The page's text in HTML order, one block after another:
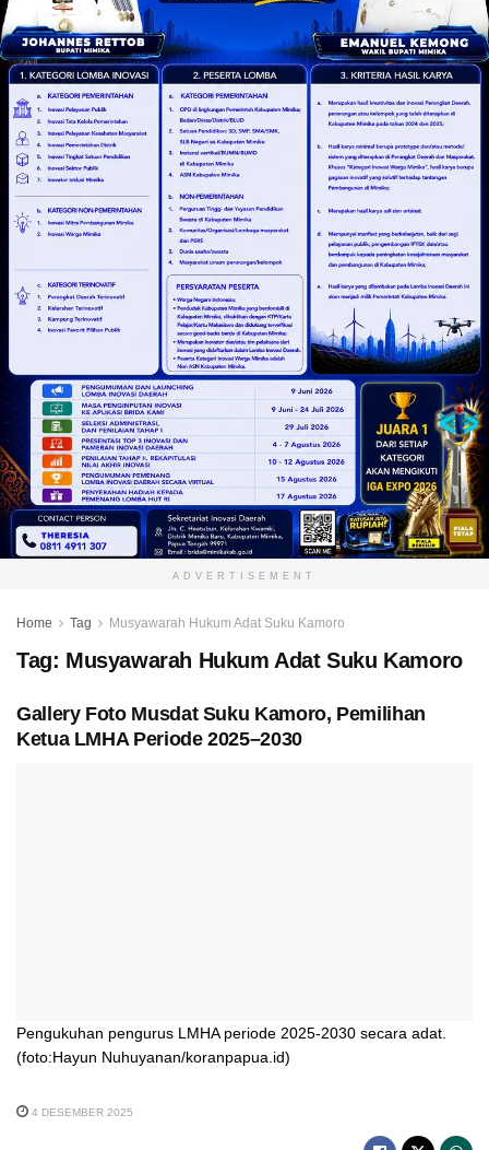
ADVERTISEMENT
Home Tag Musyawarah Hukum Adat Suku Kamoro
Tag: Musyawarah Hukum Adat Suku Kamoro
Gallery Foto Musdat Suku Kamoro, Pemilihan
Ketua LMHA Periode 2025–2030
Pengukuhan pengurus LMHA periode 2025-2030 secara adat.
(foto:Hayun Nuhuyanan/koranpapua.id)
4 DESEMBER 2025